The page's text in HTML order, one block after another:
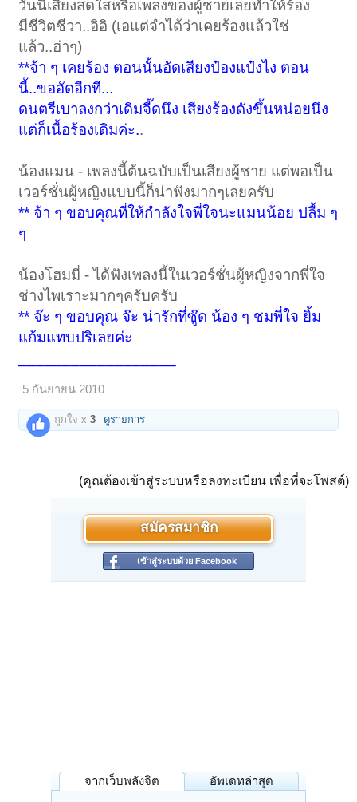
วันนี้เสียงสดใสหรือเพลงของผู้ชายเลยทำให้ร้อง
มีชีวิตชีวา..อิอิ (เอแต่จำได้ว่าเคยร้องแล้วใช่
แล้ว..ฮ่าๆ)
**จ้า ๆ เคยร้อง ตอนนั้นอัดเสียงป๋องแป๋งไง ตอน
นี้..ขออัดอีกที...
ดนตรีเบาลงกว่าเดิมจี๊ดนึง เสียงร้องดังขึ้นหน่อยนึง
แต่ก็เนื้อร้องเดิมค่ะ..
น้องแมน - เพลงนี้ต้นฉบับเป็นเสียงผู้ชาย แต่พอเป็น
เวอร์ชั่นผู้หญิงแบบนี้ก็น่าฟังมากๆเลยครับ
** จ้า ๆ ขอบคุณที่ให้กำลังใจพี่ใจนะแมนน้อย ปลื้ม ๆ
ๆ
น้องโฮมมี่ - ได้ฟังเพลงนี้ในเวอร์ชั่นผู้หญิงจากพี่ใจ
ช่างไพเราะมากๆครับครับ
** จ๊ะ ๆ ขอบคุณ จ๊ะ น่ารักที่ซู๊ด น้อง ๆ ชมพี่ใจ ยิ้ม
แก้มแทบปริเลยค่ะ
5 กันยายน 2010
ถูกใจ x3 ดูรายการ
(คุณต้องเข้าสู่ระบบหรือลงทะเบียน เพื่อที่จะโพสต์)
สมัครสมาชิก
เข้าสู่ระบบด้วย Facebook
จากเว็บพลังจิต อัพเดทล่าสุด